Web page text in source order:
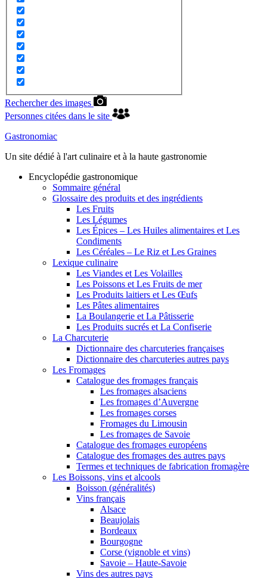
Rechercher des images
Personnes citées dans le site
Gastronomiac
Un site dédié à l'art culinaire et à la haute gastronomie
Encyclopédie gastronomique
Sommaire général
Glossaire des produits et des ingrédients
Les Fruits
Les Légumes
Les Épices – Les Huiles alimentaires et Les
Condiments
Les Céréales – Le Riz et Les Graines
Lexique culinaire
Les Viandes et Les Volailles
Les Poissons et Les Fruits de mer
Les Produits laitiers et Les Œufs
Les Pâtes alimentaires
La Boulangerie et La Pâtisserie
Les Produits sucrés et La Confiserie
La Charcuterie
Dictionnaire des charcuteries françaises
Dictionnaire des charcuteries autres pays
Les Fromages
Catalogue des fromages français
Les fromages alsaciens
Les fromages d’Auvergne
Les fromages corses
Fromages du Limousin
Les fromages de Savoie
Catalogue des fromages européens
Catalogue des fromages des autres pays
Termes et techniques de fabrication fromagère
Les Boissons, vins et alcools
Boisson (généralités)
Vins français
Alsace
Beaujolais
Bordeaux
Bourgogne
Corse (vignoble et vins)
Savoie – Haute-Savoie
Vins des autres pays